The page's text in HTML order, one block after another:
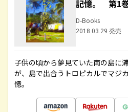
記憶。 第1
D-Books
2018.03.29 発売
子供の頃から夢見ていた南の島に
が、島で出合うトロピカルでマジ
憶。